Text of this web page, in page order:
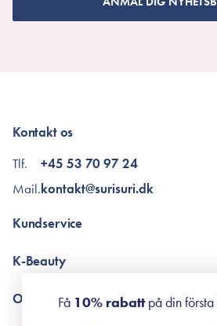
Kontakt os
Tlf.
Mail.
+45 53 70 97 24
kontakt@surisuri.dk
Kundservice
Poängshop - frågor och svar
K-Beauty
Retinol för nybörjare
Om Surisuri
Få 10% rabattpå din